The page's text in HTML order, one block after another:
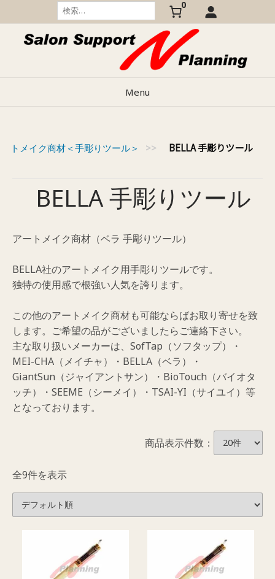
to
content
検
索:
0
Menu
トメイク商材＜手彫りツール＞ >> BELLA 手彫りツール
BELLA 手彫りツール
アートメイク商材（ベラ 手彫りツール）
BELLA社のアートメイク用手彫りツールです。
独特の使用感で根強い人気を誇ります。
この他のアートメイク商材も可能ならばお取り寄せを致
します。ご希望の品がございましたらご連絡下さい。
主な取り扱いメーカーは、SofTap（ソフタップ）・
MEI-CHA（メイチャ）・BELLA（ベラ）・
GiantSun（ジャイアントサン）・BioTouch（バイオタ
ッチ）・SEEME（シーメイ）・TSAI-YI（サイユイ）等
となっております。
商品表示件数：
全9件を表示